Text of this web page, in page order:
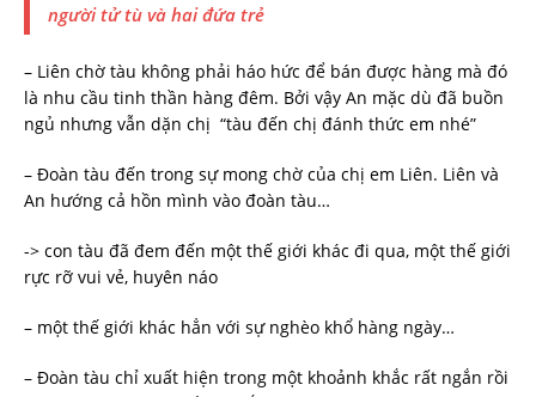
người tử tù và hai đứa trẻ
– Liên chờ tàu không phải háo hức để bán được hàng mà đó
là nhu cầu tinh thần hàng đêm. Bởi vậy An mặc dù đã buồn
ngủ nhưng vẫn dặn chị “tàu đến chị đánh thức em nhé”
– Đoàn tàu đến trong sự mong chờ của chị em Liên. Liên và
An hướng cả hồn mình vào đoàn tàu…
-> con tàu đã đem đến một thế giới khác đi qua, một thế giới
rực rỡ vui vẻ, huyên náo
– một thế giới khác hẳn với sự nghèo khổ hàng ngày…
– Đoàn tàu chỉ xuất hiện trong một khoảnh khắc rất ngắn rồi